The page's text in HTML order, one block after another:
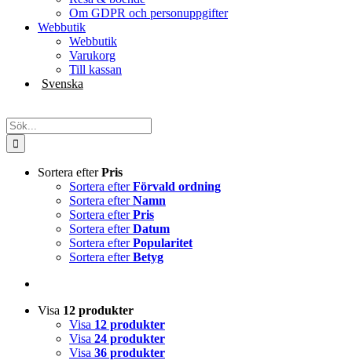
Om GDPR och personuppgifter
Webbutik
Webbutik
Varukorg
Till kassan
Svenska
Sök
efter:
Sortera efterPris
Sortera efterFörvald ordning
Sortera efterNamn
Sortera efterPris
Sortera efterDatum
Sortera efterPopularitet
Sortera efterBetyg
Visa 12 produkter
Visa 12 produkter
Visa 24 produkter
Visa 36 produkter